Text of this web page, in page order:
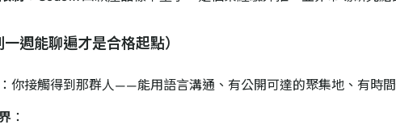
週能聊遍才是合格起點）
你接觸得到那群人——能用語言溝通、有公開可達的聚集地、有時間
：